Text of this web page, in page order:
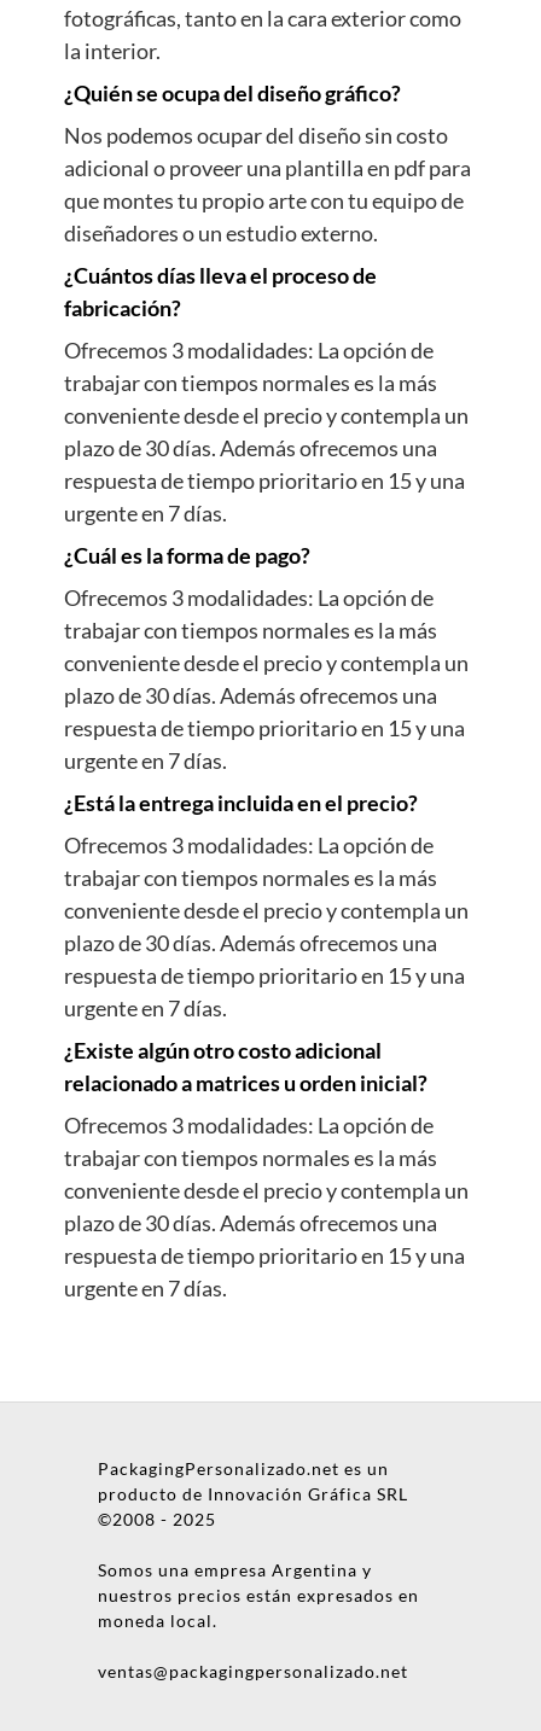
fotográficas, tanto en la cara exterior como
la interior.
¿Quién se ocupa del diseño gráfico?
Nos podemos ocupar del diseño sin costo
adicional o proveer una plantilla en pdf para
que montes tu propio arte con tu equipo de
diseñadores o un estudio externo.
¿Cuántos días lleva el proceso de
fabricación?
Ofrecemos 3 modalidades: La opción de
trabajar con tiempos normales es la más
conveniente desde el precio y contempla un
plazo de 30 días. Además ofrecemos una
respuesta de tiempo prioritario en 15 y una
urgente en 7 días.
¿Cuál es la forma de pago?
Ofrecemos 3 modalidades: La opción de
trabajar con tiempos normales es la más
conveniente desde el precio y contempla un
plazo de 30 días. Además ofrecemos una
respuesta de tiempo prioritario en 15 y una
urgente en 7 días.
¿Está la entrega incluida en el precio?
Ofrecemos 3 modalidades: La opción de
trabajar con tiempos normales es la más
conveniente desde el precio y contempla un
plazo de 30 días. Además ofrecemos una
respuesta de tiempo prioritario en 15 y una
urgente en 7 días.
¿Existe algún otro costo adicional
relacionado a matrices u orden inicial?
Ofrecemos 3 modalidades: La opción de
trabajar con tiempos normales es la más
conveniente desde el precio y contempla un
plazo de 30 días. Además ofrecemos una
respuesta de tiempo prioritario en 15 y una
urgente en 7 días.
PackagingPersonalizado.net es un
producto de Innovación Gráfica SRL
©2008 - 2025
Somos una empresa Argentina y
nuestros precios están expresados en
moneda local.
ventas@packagingpersonalizado.net